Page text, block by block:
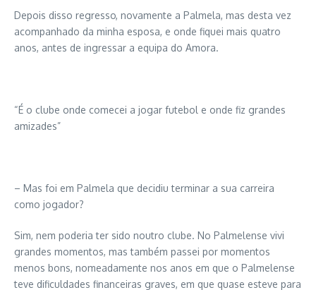
Depois disso regresso, novamente a Palmela, mas desta vez
acompanhado da minha esposa, e onde fiquei mais quatro
anos, antes de ingressar a equipa do Amora.
“É o clube onde comecei a jogar futebol e onde fiz grandes
amizades”
– Mas foi em Palmela que decidiu terminar a sua carreira
como jogador?
Sim, nem poderia ter sido noutro clube. No Palmelense vivi
grandes momentos, mas também passei por momentos
menos bons, nomeadamente nos anos em que o Palmelense
teve dificuldades financeiras graves, em que quase esteve para